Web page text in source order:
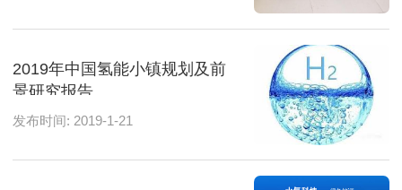
2019年中国氢能小镇规划及前
景研究报告
发布时间: 2019-1-21